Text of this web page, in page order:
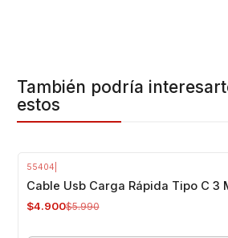
También podría
estos
55404
Cable Usb Carga Rápida Tipo C 3
$4.900$5.990